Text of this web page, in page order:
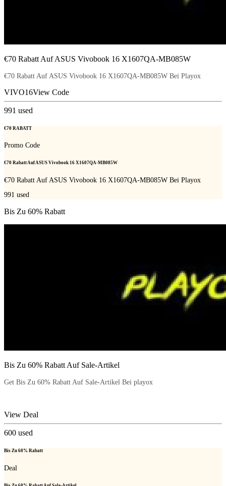
€70 Rabatt Auf ASUS Vivobook 16 X1607QA-MB085W
€70 Rabatt Auf ASUS Vivobook 16 X1607QA-MB085W Bei Playox
VIVO16View Code
991 used
€70 RABATT
Promo Code
€70 Rabatt Auf ASUS Vivobook 16 X1607QA-MB085W
€70 Rabatt Auf ASUS Vivobook 16 X1607QA-MB085W Bei Playox
991 used
Bis Zu 60% Rabatt
Bis Zu 60% Rabatt Auf Sale-Artikel
Get Bis Zu 60% Rabatt Auf Sale-Artikel Bei playox
View Deal
600 used
Bis Zu 60% Rabatt
Deal